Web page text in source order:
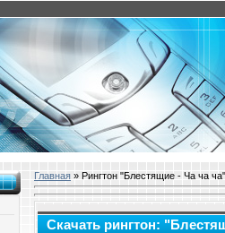
Главная » Рингтон "Блестящие - Ча ча ча"
Скачать рингтон: